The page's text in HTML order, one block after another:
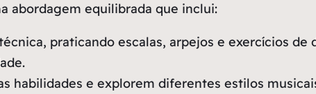
abordagem equilibrada que inclui:
praticando escalas, arpejos e exercícios
habilidades e explorem diferentes estilos